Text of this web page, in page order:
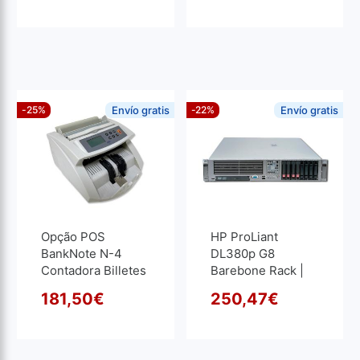
Opção POS
BankNote N-4
Contadora Billetes
O preço original era:
181,50€
O preço atual é: 181,50€.
-25% Envío gratis
HP ProLiant
DL380p G8
Barebone Rack |
Xeon Six Core
250,47€
-22% Envío gratis